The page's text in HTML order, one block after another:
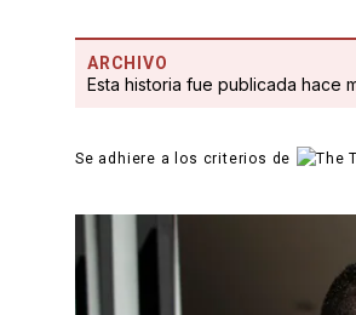
ARCHIVO
Esta historia fue publicada hace
Se adhiere a los criterios de